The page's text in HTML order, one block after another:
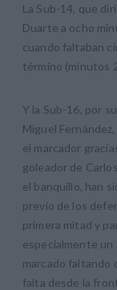
La Sub-14, que
Duarte a ocho
cuando faltaban
término (minutos
Y la Sub-16, por
Miguel
el marcador
goleador de
el banquillo, han
previo de los
primera mitad y
especialmente un
marcado faltando
falta desde la